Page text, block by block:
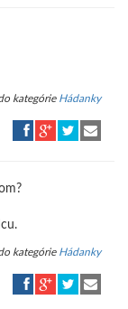
kategórie Hádanky
kategórie Hádanky